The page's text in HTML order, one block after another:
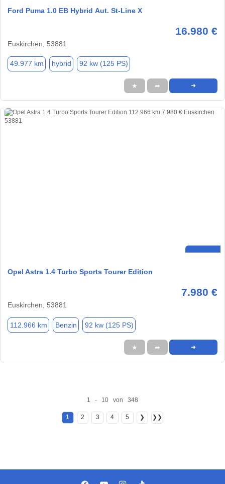
Ford Puma 1.0 EB Hybrid Aut. St-Line X
16.980 €
Euskirchen, 53881
49.977 km hybrid 92 kw (125 PS)
★ ➦ ➜
Opel Astra 1.4 Turbo Sports Tourer Edition
7.980 €
Euskirchen, 53881
112.966 km Benzin 92 kw (125 PS)
★ ➦ ➜
1 - 10 von 348
1 2 3 4 5 ❯ ❯❯